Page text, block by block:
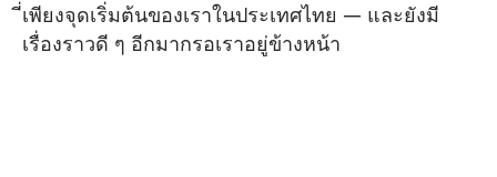
ี่เพียงจุดเริ่มต้นของเราในประเทศไทย — และยังมี
เรื่องราวดี ๆ อีกมากรอเราอยู่ข้างหน้า